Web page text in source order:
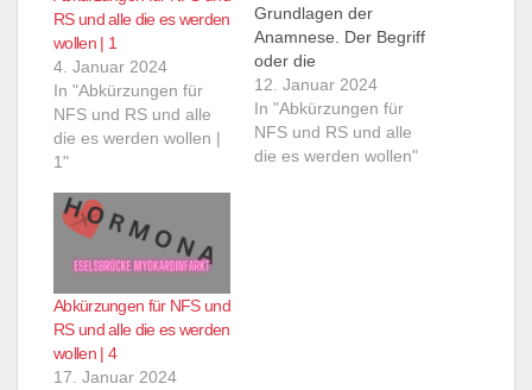
RS und alle die es werden
wollen | 1
4. Januar 2024
In "Abkürzungen für
NFS und RS und alle
die es werden wollen |
1"
Grundlagen der
Anamnese. Der Begriff
oder die
Abkürzung/Eselsbrücke
um die es geht is
BASICS...
12. Januar 2024
In "Abkürzungen für
NFS und RS und alle
die es werden wollen"
Abkürzungen für NFS und
RS und alle die es werden
wollen | 4
17. Januar 2024